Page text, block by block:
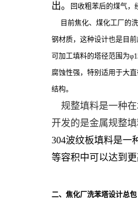
出。
回收粗苯后的煤气
目前焦化、煤化工厂的洗
钢材质，这种设计也是目
可加工填料的塔径范围为
腐蚀性强，特别适用于大
结构。
规整填料是一种
开发的是金属规整
304波纹板填料是一
等容积中可以达到更
二、 焦化厂洗苯塔设计总